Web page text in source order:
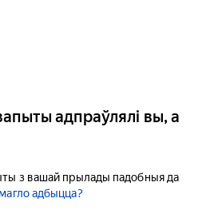
адпраўлялі вы, а
з вашай прылады падобныя да
адбыцца?